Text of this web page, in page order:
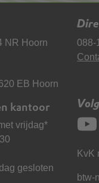
NR Hoorn
EB Hoorn
kantoor
vrijdag*
gesloten
088-
KvK
btw-